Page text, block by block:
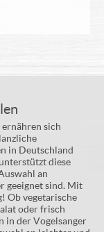
sich
in Deutschland
diese
an
geeignet sind. Mit
Ob vegetarische
oder frisch
in der Vogelsanger